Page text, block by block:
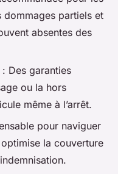
partiels et
absentes des
: Des garanties
ou la hors
même à l’arrêt.
pour naviguer
la couverture